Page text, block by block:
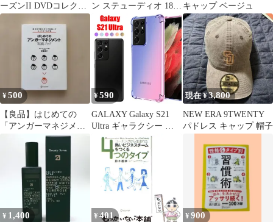
ーズンII DVDコレクタ
ーズBOX
ン ステューディオ 1886
50mL
キャップ ベージュ
¥500
【良品】はじめての
「アンガーマネジメン
ト」実践ブック : 自分
の「怒り」タイプを
¥590
GALAXY Galaxy S21
Ultra ギャラクシー ギ
ャラクシィ エストゥエ
ンティワンウルトラ ス
マホケース クリア 透明
カラー グラデーション
TPU 耐衝撃 衝撃緩和
本体保護 キズ防止 コー
ナーガード 薄型
現在 ¥3,800
NEW ERA 9TWENTY
パドレス キャップ 帽子
¥ 1,400 ¥ 401 ¥900